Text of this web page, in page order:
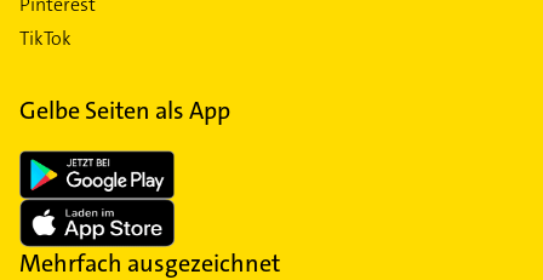
TikTok
Gelbe Seiten als App
Mehrfach ausgezeichnet